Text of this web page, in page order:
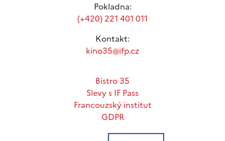
Pokladna:
(+420) 221 401 011
Kontakt:
kino35@ifp.cz
Bistro 35
Slevy s IF Pass
Francouzský institut
GDPR